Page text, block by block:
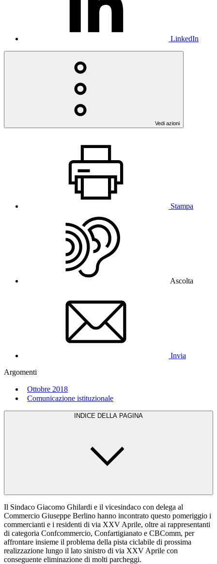
LinkedIn
Vedi azioni
Stampa
Ascolta
Invia
Argomenti
Ottobre 2018
Comunicazione istituzionale
INDICE DELLA PAGINA
Il Sindaco Giacomo Ghilardi e il vicesindaco con delega al
Commercio Giuseppe Berlino hanno incontrato questo pomeriggio i
commercianti e i residenti di via XXV Aprile, oltre ai rappresentanti
di categoria Confcommercio, Confartigianato e CBComm, per
affrontare insieme il problema della pista ciclabile di prossima
realizzazione lungo il lato sinistro di via XXV Aprile con
conseguente eliminazione di molti parcheggi.